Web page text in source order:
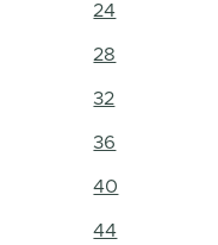
24
28
32
36
40
44